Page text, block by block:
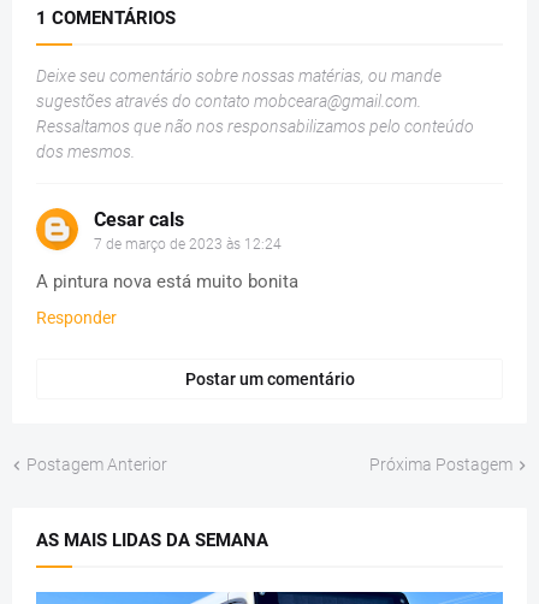
1 COMENTÁRIOS
Deixe seu comentário sobre nossas matérias, ou mande
sugestões através do contato mobceara@gmail.com
Ressaltamos que não nos responsabilizamos pelo conteúdo
dos mesmos.
Cesar cals
7 de março de 2023 às 12:24
A pintura nova está muito bonita
Responder
Postar um comentário
Postagem Anterior Próxima Postagem
AS MAIS LIDAS DA SEMANA